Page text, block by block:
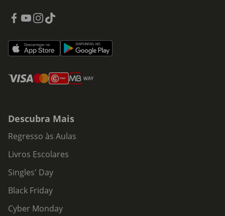
Descubra Mais
Regresso às Aulas
Livros Escolares
Singles' Day
Black Friday
Cyber Monday